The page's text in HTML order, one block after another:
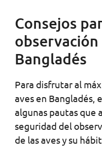
Consejos
observación
Bangladés
Para disfrutar al
aves en Bangladés,
algunas pautas que
seguridad del
de las aves y su